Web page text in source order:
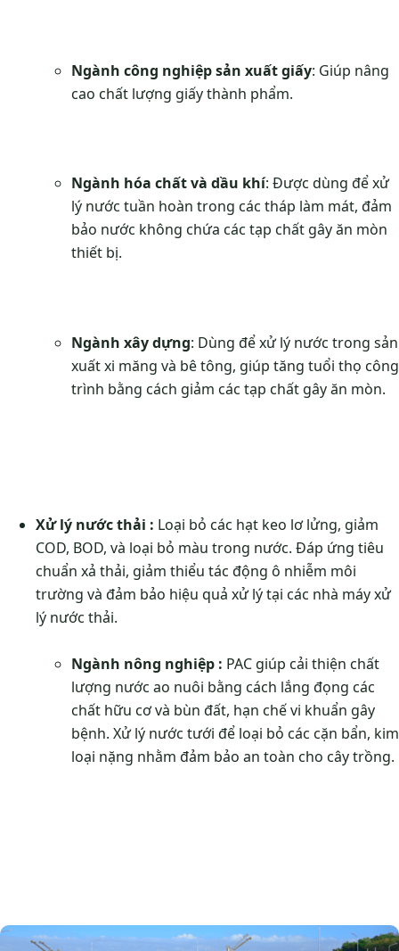
Ngành công nghiệp sản xuất giấy: Giúp nâng
cao chất lượng giấy thành phẩm.
Ngành hóa chất và dầu khí: Được dùng để xử
lý nước tuần hoàn trong các tháp làm mát, đảm
bảo nước không chứa các tạp chất gây ăn mòn
thiết bị.
Ngành xây dựng: Dùng để xử lý nước trong sản
xuất xi măng và bê tông, giúp tăng tuổi thọ công
trình bằng cách giảm các tạp chất gây ăn mòn.
Xử lý nước thải : Loại bỏ các hạt keo lơ lửng, giảm
COD, BOD, và loại bỏ màu trong nước. Đáp ứng tiêu
chuẩn xả thải, giảm thiểu tác động ô nhiễm môi
trường và đảm bảo hiệu quả xử lý tại các nhà máy xử
lý nước thải.
Ngành nông nghiệp : PAC giúp cải thiện chất
lượng nước ao nuôi bằng cách lắng đọng các
chất hữu cơ và bùn đất, hạn chế vi khuẩn gây
bệnh. Xử lý nước tưới để loại bỏ các cặn bẩn, kim
loại nặng nhằm đảm bảo an toàn cho cây trồng.